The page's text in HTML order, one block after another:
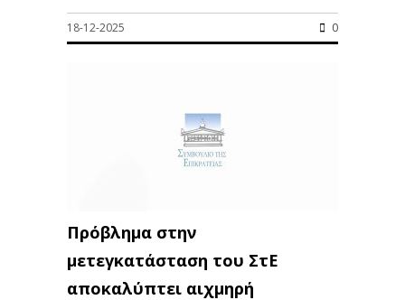
18-12-2025 0
Πρόβλημα στην
μετεγκατάσταση του ΣτΕ
αποκαλύπτει αιχμηρή